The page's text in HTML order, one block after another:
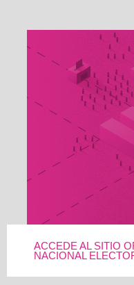
ACCEDE AL SITIO
NACIONAL